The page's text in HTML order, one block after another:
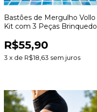
Bastões de Mergulho Vollo
Kit com 3 Peças Brinquedo
Natação e Mergulho
R$55,90
3 x de R$18,63 sem juros